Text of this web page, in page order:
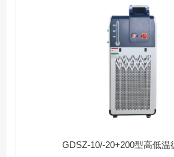
GDSZ-10/-20+200型高低温